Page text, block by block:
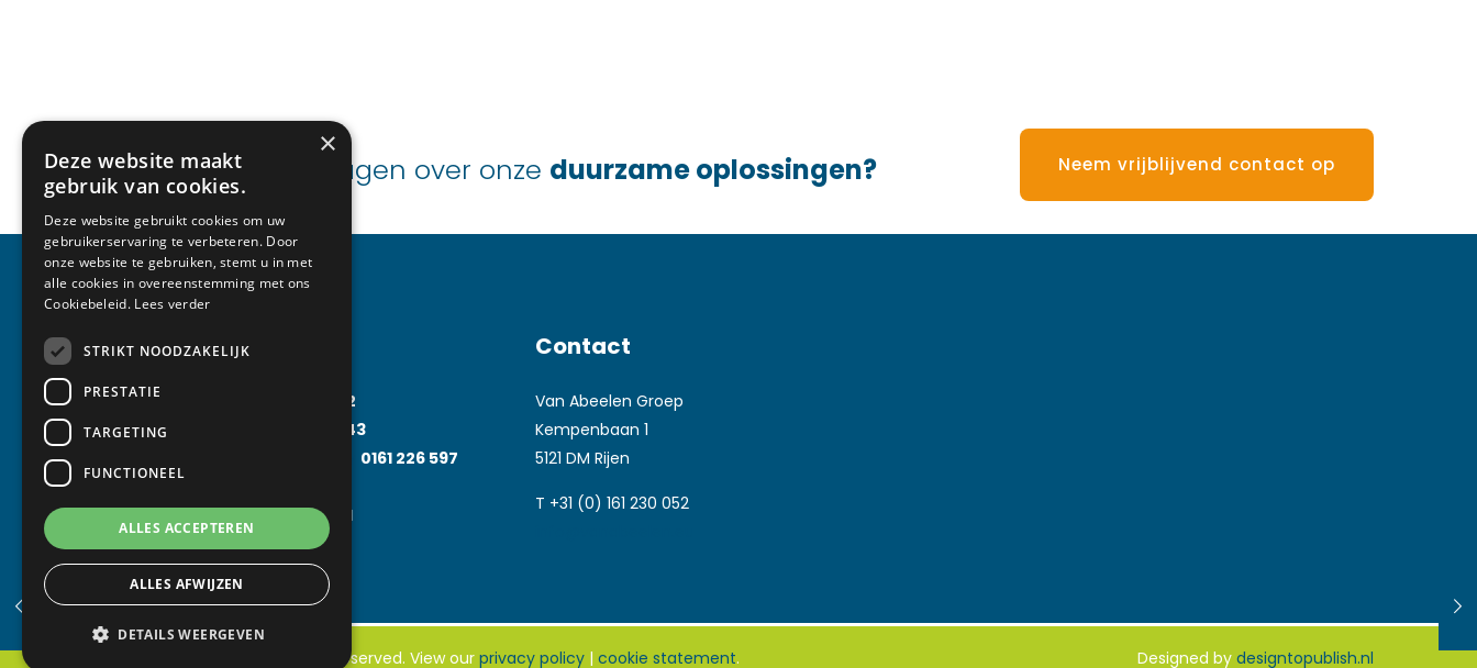
Advies nodig of vragen over onze duurzame oplossingen? Neem vrijblijvend contact op
Specialisaties
Koudetechniek
0161 230 052
Klimaattechniek
0161 228 043
0161 226 597
Rental Solutions 0161 219 031
Contact
Van Abeelen Groep
Kempenbaan 1
5121 DM Rijen
T +31 (0) 161 230 052
© 2026 Van Abeelen. All rights reserved. View our privacy policy | cookie statement. Designed by designtopublish.nl
×
Deze website maakt
gebruik van cookies.
Deze website gebruikt cookies om uw
gebruikerservaring te verbeteren. Door
onze website te gebruiken, stemt u in met
alle cookies in overeenstemming met ons
Cookiebeleid. Lees verder
STRIKT NOODZAKELIJK
PRESTATIE
TARGETING
FUNCTIONEEL
ALLES ACCEPTEREN
ALLES AFWIJZEN
DETAILS WEERGEVEN